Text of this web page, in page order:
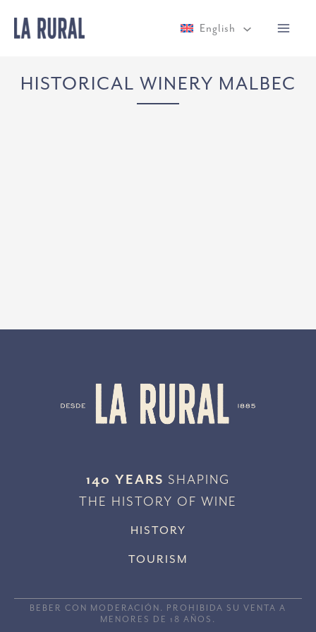
English
HISTORICAL WINERY MALBEC
140 YEARS SHAPING
THE HISTORY OF WINE
HISTORY
TOURISM
BEBER CON MODERACIÓN. PROHIBIDA SU VENTA A
MENORES DE 18 AÑOS.